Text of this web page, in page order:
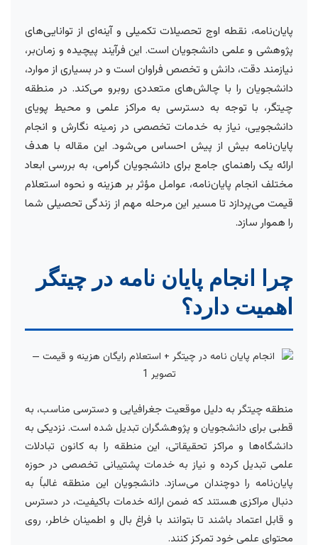
پایان‌نامه، نقطه اوج تحصیلات تکمیلی و آینه‌ای از توانایی‌های
پژوهشی و علمی دانشجویان است. این فرآیند پیچیده و زمان‌بر،
نیازمند دقت، دانش و تخصص فراوان است و در بسیاری از موارد،
دانشجویان را با چالش‌های متعددی روبرو می‌کند. در منطقه
چیتگر، با توجه به دسترسی به مراکز علمی و محیط پویای
دانشجویی، نیاز به خدمات تخصصی در زمینه نگارش و انجام
پایان‌نامه بیش از پیش احساس می‌شود. این مقاله با هدف
ارائه یک راهنمای جامع برای دانشجویان گرامی، به بررسی ابعاد
مختلف انجام پایان‌نامه، عوامل مؤثر بر هزینه و نحوه استعلام
قیمت می‌پردازد تا مسیر این مرحله مهم از زندگی تحصیلی شما
را هموار سازد.
چرا انجام پایان نامه در چیتگر
اهمیت دارد؟
منطقه چیتگر به دلیل موقعیت جغرافیایی و دسترسی مناسب، به
قطبی برای دانشجویان و پژوهشگران تبدیل شده است. نزدیکی به
دانشگاه‌ها و مراکز تحقیقاتی، این منطقه را به کانون تبادلات
علمی تبدیل کرده و نیاز به خدمات پشتیبانی تخصصی در حوزه
پایان‌نامه را دوچندان می‌سازد. دانشجویان این منطقه غالباً به
دنبال مراکزی هستند که ضمن ارائه خدمات باکیفیت، در دسترس
و قابل اعتماد باشند تا بتوانند با فراغ بال و اطمینان خاطر، روی
محتوای علمی خود تمرکز کنند.